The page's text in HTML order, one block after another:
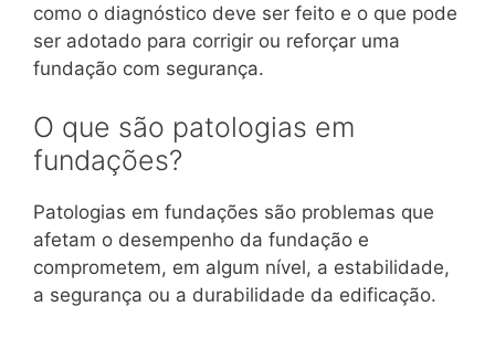
como o diagnóstico deve ser feito e o que pode
ser adotado para corrigir ou reforçar uma
fundação com segurança.
O que são patologias em
fundações?
Patologias em fundações são problemas que
afetam o desempenho da fundação e
comprometem, em algum nível, a estabilidade,
a segurança ou a durabilidade da edificação.